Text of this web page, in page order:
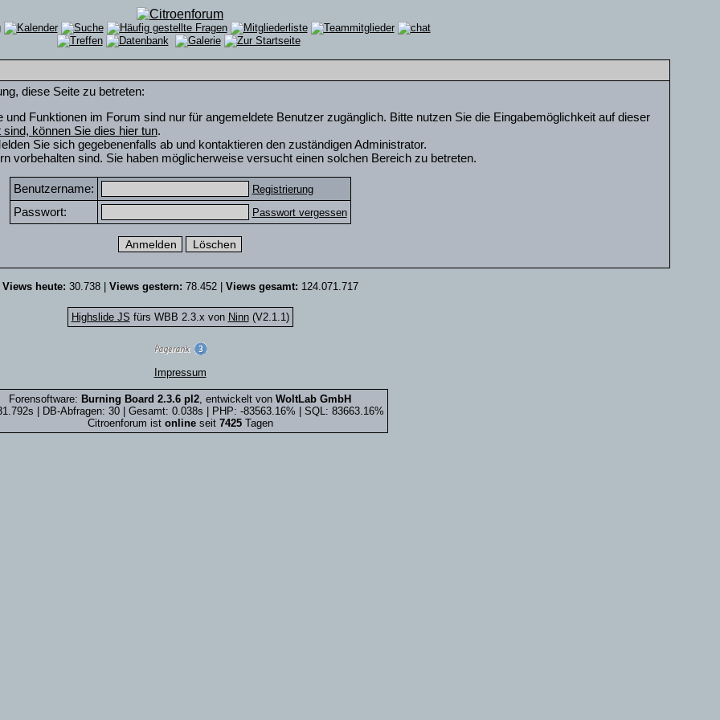
diese Seite zu betreten:
Funktionen im Forum sind nur für angemeldete Benutzer zugänglich. Bitte nutzen Sie die Eingabemöglichkeit auf dieser
können Sie dies hier tun.
Sie sich gegebenenfalls ab und kontaktieren den zuständigen Administrator.
vorbehalten sind. Sie haben möglicherweise versucht einen solchen Bereich zu betreten.
Benutzername: Registrierung
Passwort: Passwort vergessen
Views heute: 30.738 | Views gestern: 78.452 | Views gesamt: 124.071.717
Highslide JS fürs WBB 2.3.x von Ninn(V2.1.1)
Impressum
Forensoftware: Burning Board 2.3.6 pl2, entwickelt von WoltLab GmbH
| DB-Abfragen: 30 | Gesamt: 0.038s | PHP: -83563.16% | SQL: 83663.16%
Citroenforum ist onlineseit 7425Tagen